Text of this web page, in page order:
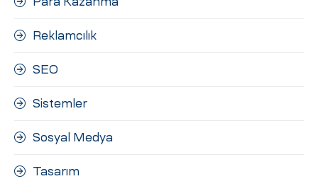
Reklamcılık
SEO
Sistemler
Sosyal Medya
Tasarım